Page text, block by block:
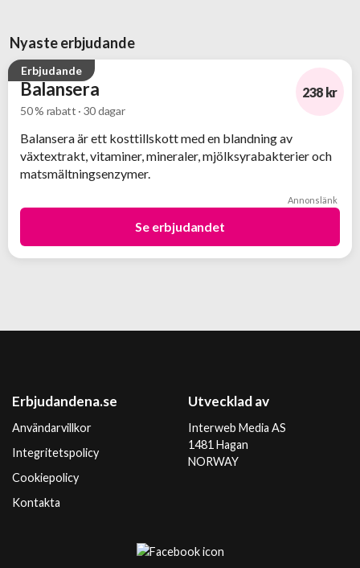
Nyaste erbjudande
Erbjudande
Balansera
50 % rabatt · 30 dagar
238 kr
Balansera är ett kosttillskott med en blandning av
växtextrakt, vitaminer, mineraler, mjölksyrabakterier och
matsmältningsenzymer.
Annonslänk
Se erbjudandet
Erbjudandena.se
Användarvillkor
Integritetspolicy
Cookiepolicy
Kontakta
Utvecklad av
Interweb Media AS
1481 Hagan
NORWAY